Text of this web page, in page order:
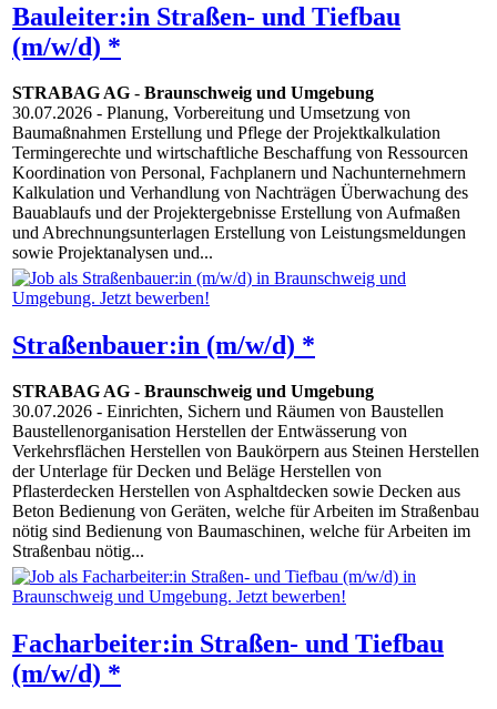
Bauleiter:in Straßen- und Tiefbau
(m/w/d) *
STRABAG AG - Braunschweig und Umgebung
30.07.2026 - Planung, Vorbereitung und Umsetzung von
Baumaßnahmen Erstellung und Pflege der Projektkalkulation
Termingerechte und wirtschaftliche Beschaffung von Ressourcen
Koordination von Personal, Fachplanern und Nachunternehmern
Kalkulation und Verhandlung von Nachträgen Überwachung des
Bauablaufs und der Projektergebnisse Erstellung von Aufmaßen
und Abrechnungsunterlagen Erstellung von Leistungsmeldungen
sowie Projektanalysen und...
Straßenbauer:in (m/w/d) *
STRABAG AG - Braunschweig und Umgebung
30.07.2026 - Einrichten, Sichern und Räumen von Baustellen
Baustellenorganisation Herstellen der Entwässerung von
Verkehrsflächen Herstellen von Baukörpern aus Steinen Herstellen
der Unterlage für Decken und Beläge Herstellen von
Pflasterdecken Herstellen von Asphaltdecken sowie Decken aus
Beton Bedienung von Geräten, welche für Arbeiten im Straßenbau
nötig sind Bedienung von Baumaschinen, welche für Arbeiten im
Straßenbau nötig...
Facharbeiter:in Straßen- und Tiefbau
(m/w/d) *